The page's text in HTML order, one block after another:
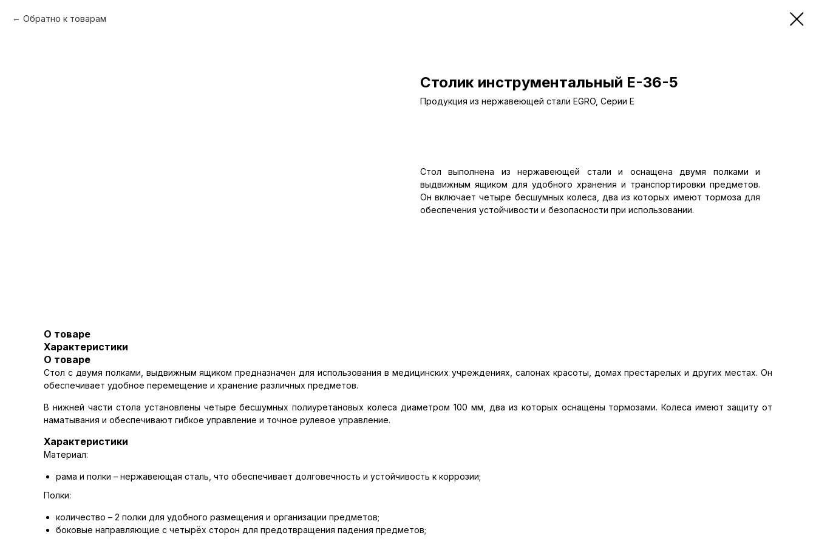
Обратно к товарам
Столик инструментальный Е-36-5
Продукция из нержавеющей стали EGRO, Серии Е
Стол выполнена из нержавеющей стали и оснащена двумя полками и
выдвижным ящиком для удобного хранения и транспортировки предметов.
Он включает четыре бесшумных колеса, два из которых имеют тормоза для
обеспечения устойчивости и безопасности при использовании.
О товаре
Характеристики
О товаре
Стол с двумя полками, выдвижным ящиком предназначен для использования в медицинских учреждениях, салонах красоты, домах престарелых и других местах. Он
обеспечивает удобное перемещение и хранение различных предметов.
В нижней части стола установлены четыре бесшумных полиуретановых колеса диаметром 100 мм, два из которых оснащены тормозами. Колеса имеют защиту от
наматывания и обеспечивают гибкое управление и точное рулевое управление.
Характеристики
Материал:
рама и полки – нержавеющая сталь, что обеспечивает долговечность и устойчивость к коррозии;
Полки:
количество – 2 полки для удобного размещения и организации предметов;
боковые направляющие с четырёх сторон для предотвращения падения предметов;